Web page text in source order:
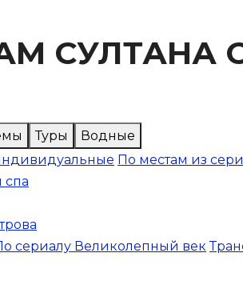
СУЛТАНА
Туры
Водные
По местам из
спа
сериалу Великолепный век